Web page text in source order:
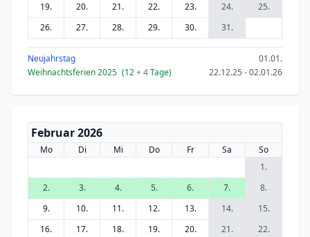
19.
20. 21. 22. 23. 24.
25.
26.
27. 28. 29. 30. 31.
Neujahrstag
01.01.
Weihnachtsferien 2025 (12+ 4Tage) 22.12.25 - 02.01.26
Februar 2026
Mo Di Mi Do Fr Sa
So
1.
2.
3. 4. 5. 6. 7.
8.
9.
10. 11. 12. 13. 14.
15.
16.
17. 18. 19. 20. 21.
22.